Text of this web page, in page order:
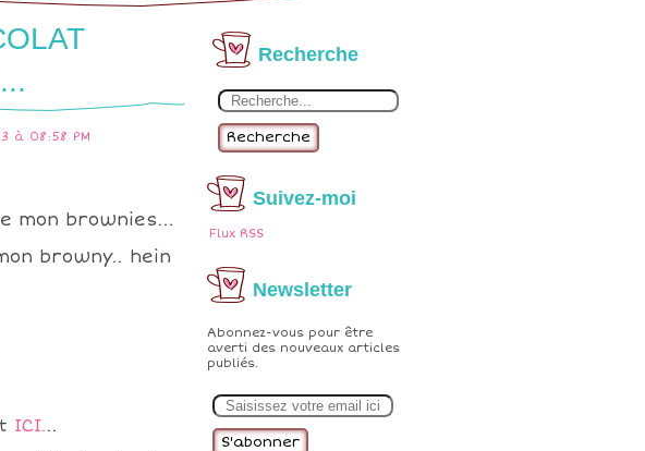
Recherche
Recherche
Suivez-moi
Flux RSS
Newsletter
Abonnez-vous pour être
averti des nouveaux articles
publiés.
m
à 08:58 PM
mon brownies...
browny.. hein
ICI...